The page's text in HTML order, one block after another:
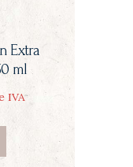
Extra
ml
IVA